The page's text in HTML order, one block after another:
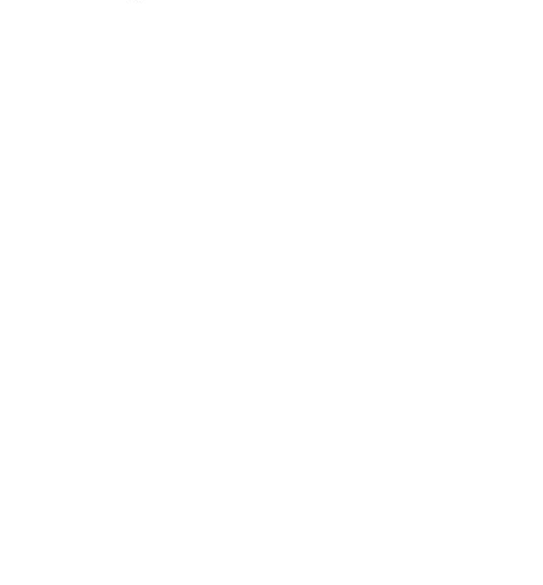
op de productpagina
optie kan gekozen worden op de productpagina